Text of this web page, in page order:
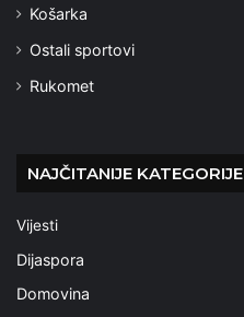
Košarka
Ostali sportovi
Rukomet
NAJČITANIJE KATEGORIJE
Vijesti
Dijaspora
Domovina